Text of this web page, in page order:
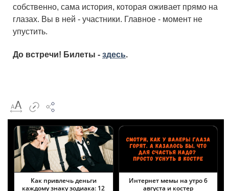
собственно, сама история, которая оживает прямо на
глазах. Вы в ней - участники. Главное - момент не
упустить.
До встречи! Билеты - здесь.
Как привлечь деньги
каждому знаку зодиака: 12
Интернет мемы на утро 6
августа и костер